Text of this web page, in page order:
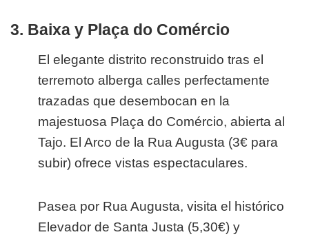
3. Baixa y Plaça do Comércio
El elegante distrito reconstruido tras el
terremoto alberga calles perfectamente
trazadas que desembocan en la
majestuosa Plaça do Comércio, abierta al
Tajo. El Arco de la Rua Augusta (3€ para
subir) ofrece vistas espectaculares.
Pasea por Rua Augusta, visita el histórico
Elevador de Santa Justa (5,30€) y